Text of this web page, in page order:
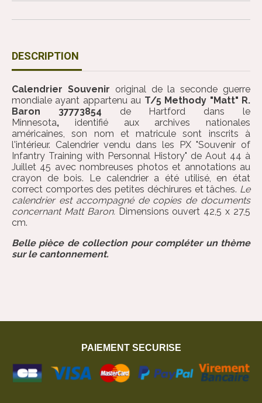
DESCRIPTION
Calendrier Souvenir original de la seconde guerre
mondiale ayant appartenu au T/5 Methody "Matt" R.
Baron 37773854 de Hartford dans le
Minnesota, identifié aux archives nationales
américaines, son nom et matricule sont inscrits à
l'intérieur. Calendrier vendu dans les PX "Souvenir of
Infantry Training with Personnal History" de Aout 44 à
Juillet 45 avec nombreuses photos et annotations au
crayon de bois. Le calendrier a été utilisé, en état
correct comportes des petites déchirures et tâches. Le
calendrier est accompagné de copies de documents
concernant Matt Baron.Dimensions ouvert 42,5 x 27,5
cm.
Belle pièce de collection pour compléter un thème
sur le cantonnement.
PAIEMENT SECURISE